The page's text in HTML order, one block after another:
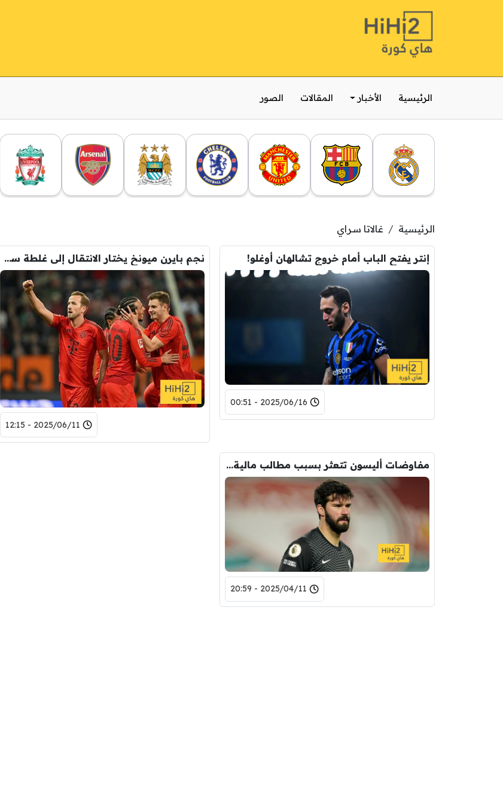
الرئيسية الأخبار المقالات الصور
الرئيسية غالاتا سراي
إنتر يفتح الباب أمام خروج تشالهان أوغلو!
2025/06/16 - 00:51
نجم بايرن ميونخ يختار الانتقال إلى غلطة سراي!
2025/06/11 - 12:15
مفاوضات أليسون تتعثر بسبب مطالب مالية ضخمة
2025/04/11 - 20:59